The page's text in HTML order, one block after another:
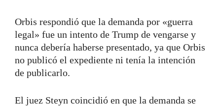
Orbis respondió que la demanda por «guerra
legal» fue un intento de Trump de vengarse y
nunca debería haberse presentado, ya que Orbis
no publicó el expediente ni tenía la intención
de publicarlo.
El juez Steyn coincidió en que la demanda se